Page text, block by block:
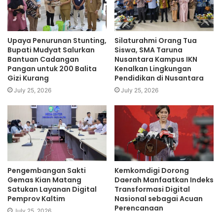
Upaya Penurunan Stunting,
Bupati Mudyat Salurkan
Bantuan Cadangan
Pangan untuk 200 Balita
Gizi Kurang
July 25, 2026
Silaturahmi Orang Tua
Siswa, SMA Taruna
Nusantara Kampus IKN
Kenalkan Lingkungan
Pendidikan di Nusantara
July 25, 2026
Pengembangan Sakti
Gemas Kian Matang
Satukan Layanan Digital
Pemprov Kaltim
Kemkomdigi Dorong
Daerah Manfaatkan Indeks
Transformasi Digital
Nasional sebagai Acuan
Perencanaan